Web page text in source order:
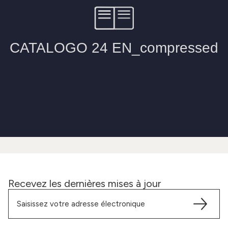
Recevez les dernières mises à jour